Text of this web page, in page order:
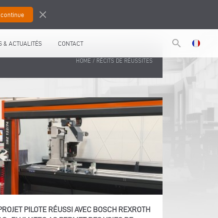
close
& ACTUALITÉS CONTACT search
HOME / RÉCITS DE RÉUSSITES
PILOTE RÉUSSI AVEC BOSCH REXROTH